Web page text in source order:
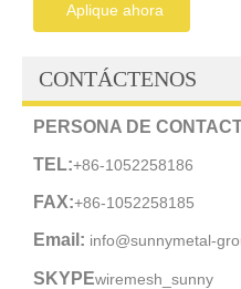
Aplique ahora
CONTÁCTENOS
PERSONA DE
TEL:+86-1052258186
FAX:+86-1052258185
Email: info@sunnymetal-
SKYPEwiremesh_sunny